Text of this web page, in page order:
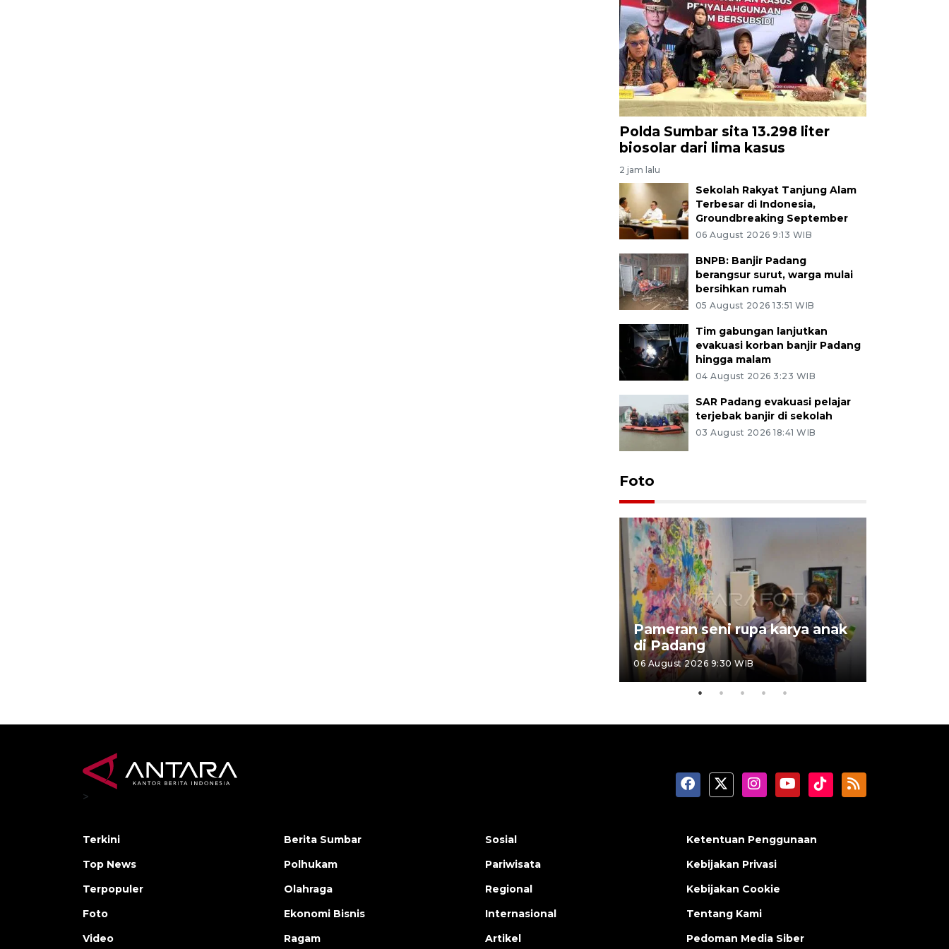
Polda Sumbar sita 13.298 liter
biosolar dari lima kasus
2 jam lalu
Sekolah Rakyat Tanjung Alam
Terbesar di Indonesia,
Groundbreaking September
06 August 2026 9:13 WIB
BNPB: Banjir Padang
berangsur surut, warga mulai
bersihkan rumah
05 August 2026 13:51 WIB
Tim gabungan lanjutkan
evakuasi korban banjir Padang
hingga malam
04 August 2026 3:23 WIB
SAR Padang evakuasi pelajar
terjebak banjir di sekolah
03 August 2026 18:41 WIB
Foto
Pameran seni rupa karya anak
di Padang
06 August 2026 9:30 WIB
>
Terkini
Top News
Terpopuler
Foto
Video
Berita Sumbar
Polhukam
Olahraga
Ekonomi Bisnis
Ragam
Sosial
Pariwisata
Regional
Internasional
Artikel
Ketentuan Penggunaan
Kebijakan Privasi
Kebijakan Cookie
Tentang Kami
Pedoman Media Siber